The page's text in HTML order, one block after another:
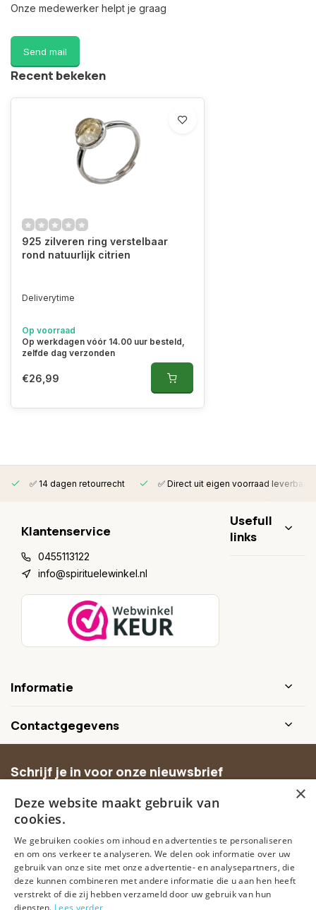
Onze medewerker helpt je graag
Send mail
Recent bekeken
925 zilveren ring verstelbaar
rond natuurlijk citrien
Deliverytime
Op voorraad
Op werkdagen vóór 14.00 uur besteld,
zelfde dag verzonden
€26,99
✅ 14 dagen retourrecht ✅ Direct uit eigen voorraad leverbaar
Klantenservice
0455113122
info@spirituelewinkel.nl
Usefull
links
Informatie
Contactgegevens
Schrijf je in voor onze nieuwsbrief
aanbiedingen.
Abonneer
×
Deze website maakt gebruik van
cookies.
We gebruiken cookies om inhoud en advertenties te personaliseren
en om ons verkeer te analyseren. We delen ook informatie over uw
gebruik van onze site met onze advertentie- en analysepartners, die
deze kunnen combineren met andere informatie die u aan hen heeft
verstrekt of die zij hebben verzameld door uw gebruik van hun
diensten. Lees verder